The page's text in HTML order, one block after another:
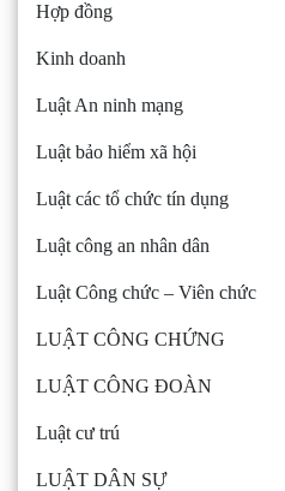
Hợp đồng
Kinh doanh
Luật An ninh mạng
Luật bảo hiểm xã hội
Luật các tổ chức tín dụng
Luật công an nhân dân
Luật Công chức – Viên chức
LUẬT CÔNG CHỨNG
LUẬT CÔNG ĐOÀN
Luật cư trú
LUẬT DÂN SỰ